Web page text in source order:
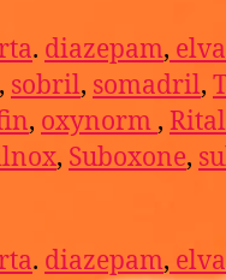
. diazepam,
, sobril, somadril,
, oxynorm ,
, Suboxone,
. diazepam,